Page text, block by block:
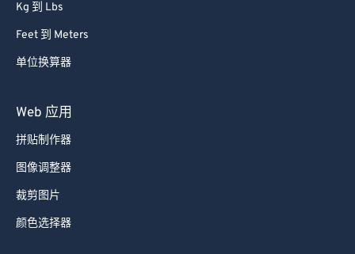
Kg 到 Lbs
Feet 到 Meters
单位换算器
Web 应用
拼贴制作器
图像调整器
裁剪图片
颜色选择器